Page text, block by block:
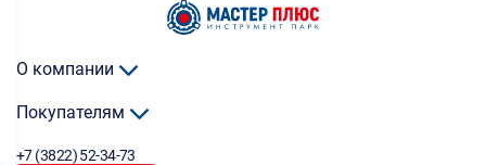
О компании
Покупателям
+7 (3822) 52-34-73